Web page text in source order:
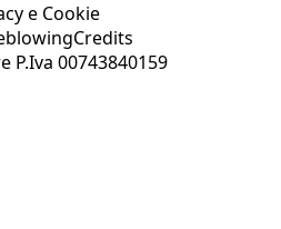
e Cookie
Credits
P.Iva 00743840159